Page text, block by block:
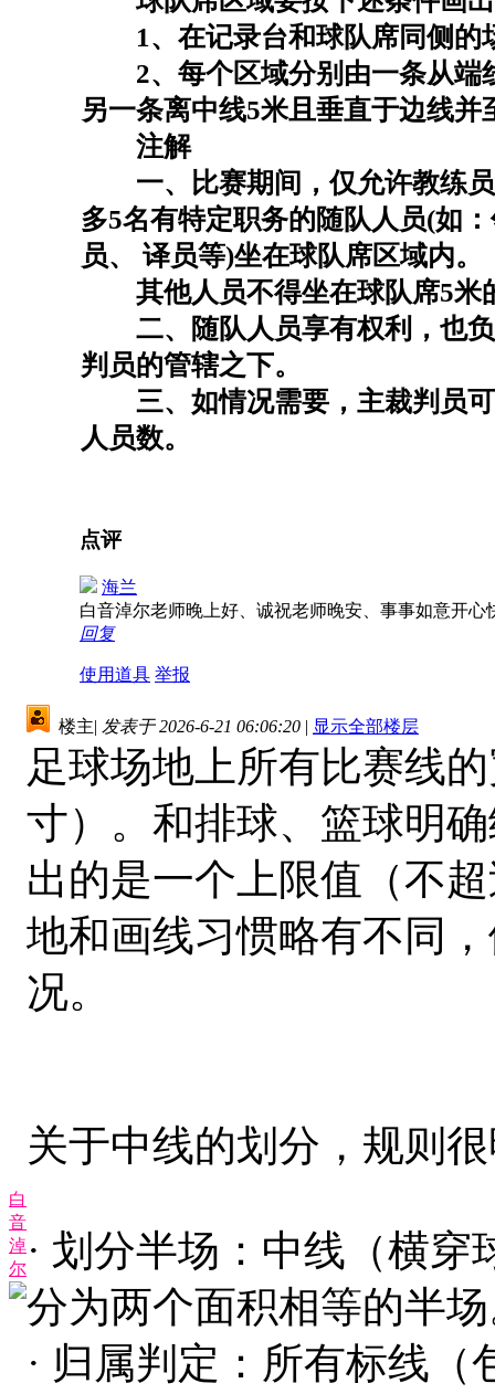
1、在记录台和球队席同侧的
2、每个区域分别由一条从端
另一条离中线5米且垂直于边线
注解
一、比赛期间，仅允许教练员
多5名有特定职务的随队人员(如
员、 译员等)坐在球队席区域内。
其他人员不得坐在球队席5米
二、随队人员享有权利，也负
判员的管辖之下。
三、如情况需要，主裁判员可
人员数。
点评
海兰
白音淖尔老师晚上好、诚祝老师晚安、事事如意开
回复
使用道具 举报
白
音
淖
尔
楼主| 发表于 2026-6-21 06:06:20 | 显示全部楼层
足球场地上所有比赛线
寸）。和排球、篮球明
出的是一个上限值（不
地和画线习惯略有不同
况。
关于中线的划分，规则
· 划分半场：中线（横
分为两个面积相等的半
· 归属判定：所有标线